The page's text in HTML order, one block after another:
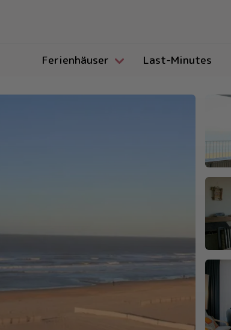
Ferienhäuser Last-Minutes